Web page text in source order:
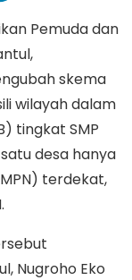
Pemuda dan
skema
wilayah dalam
tingkat SMP
desa hanya
terdekat,
Nugroho Eko